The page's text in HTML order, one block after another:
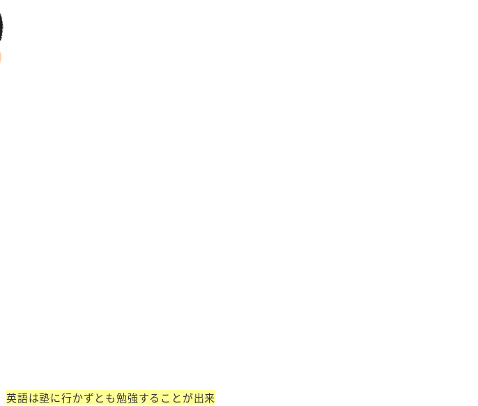
英語は塾に行かずとも勉強することが出来